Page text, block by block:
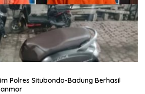
Polres Situbondo-Badung Berhasil